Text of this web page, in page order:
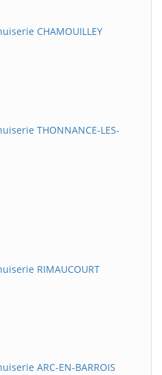
CHAMOUILLEY
THONNANCE-LES-
RIMAUCOURT
ARC-EN-BARROIS